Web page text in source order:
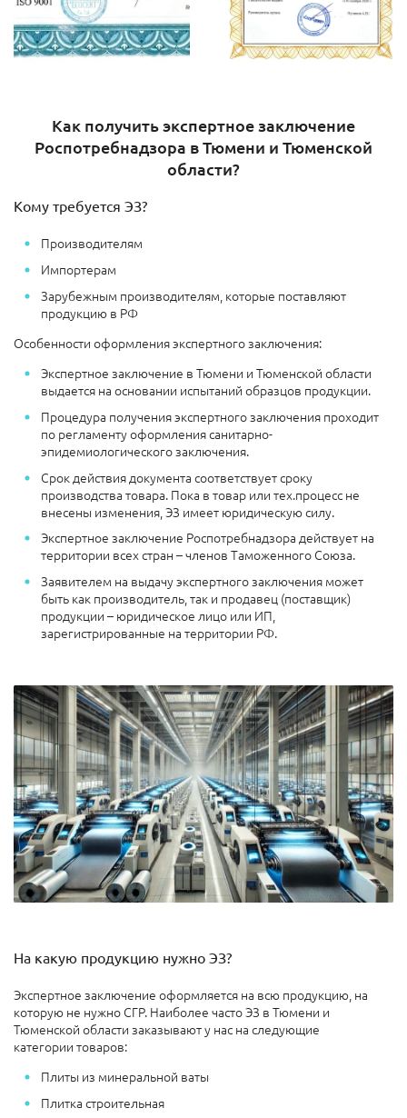
Как получить экспертное заключение
Роспотребнадзора в Тюмени и Тюменской
области?
Кому требуется ЭЗ?
Производителям
Импортерам
Зарубежным производителям, которые поставляют
продукцию в РФ
Особенности оформления экспертного заключения:
Экспертное заключение в Тюмени и Тюменской области
выдается на основании испытаний образцов продукции.
Процедура получения экспертного заключения проходит
по регламенту оформления санитарно-
эпидемиологического заключения.
Срок действия документа соответствует сроку
производства товара. Пока в товар или тех.процесс не
внесены изменения, ЭЗ имеет юридическую силу.
Экспертное заключение Роспотребнадзора действует на
территории всех стран – членов Таможенного Союза.
Заявителем на выдачу экспертного заключения может
быть как производитель, так и продавец (поставщик)
продукции – юридическое лицо или ИП,
зарегистрированные на территории РФ.
На какую продукцию нужно ЭЗ?
Экспертное заключение оформляется на всю продукцию, на
которую не нужно СГР. Наиболее часто ЭЗ в Тюмени и
Тюменской области заказывают у нас на следующие
категории товаров:
Плиты из минеральной ваты
Плитка строительная